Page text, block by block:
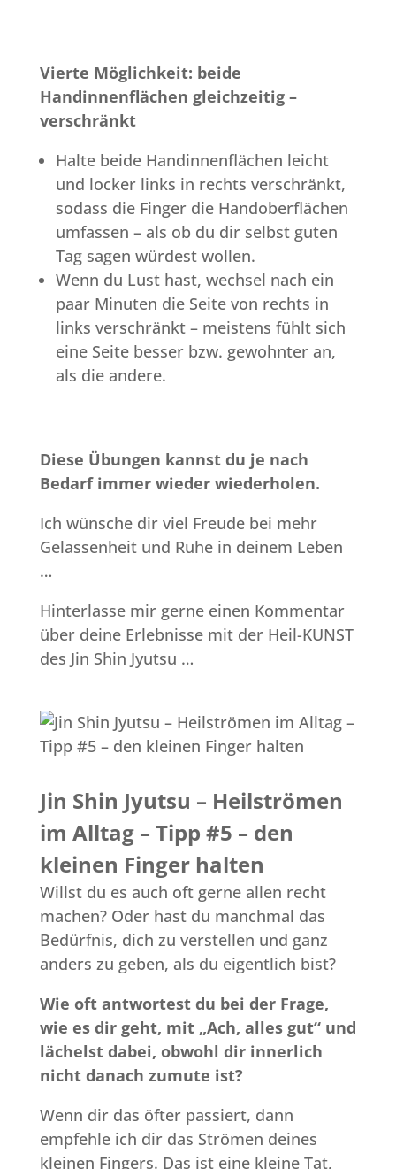
Vierte Möglichkeit: beide
Handinnenflächen gleichzeitig –
verschränkt
Halte beide Handinnenflächen leicht
und locker links in rechts verschränkt,
sodass die Finger die Handoberflächen
umfassen – als ob du dir selbst guten
Tag sagen würdest wollen.
Wenn du Lust hast, wechsel nach ein
paar Minuten die Seite von rechts in
links verschränkt – meistens fühlt sich
eine Seite besser bzw. gewohnter an,
als die andere.
Diese Übungen kannst du je nach
Bedarf immer wieder wiederholen.
Ich wünsche dir viel Freude bei mehr
Gelassenheit und Ruhe in deinem Leben
…
Hinterlasse mir gerne einen Kommentar
über deine Erlebnisse mit der Heil-KUNST
des Jin Shin Jyutsu …
Jin Shin Jyutsu – Heilströmen
im Alltag – Tipp #5 – den
kleinen Finger halten
Willst du es auch oft gerne allen recht
machen? Oder hast du manchmal das
Bedürfnis, dich zu verstellen und ganz
anders zu geben, als du eigentlich bist?
Wie oft antwortest du bei der Frage,
wie es dir geht, mit „Ach, alles gut“ und
lächelst dabei, obwohl dir innerlich
nicht danach zumute ist?
Wenn dir das öfter passiert, dann
empfehle ich dir das Strömen deines
kleinen Fingers. Das ist eine kleine Tat,